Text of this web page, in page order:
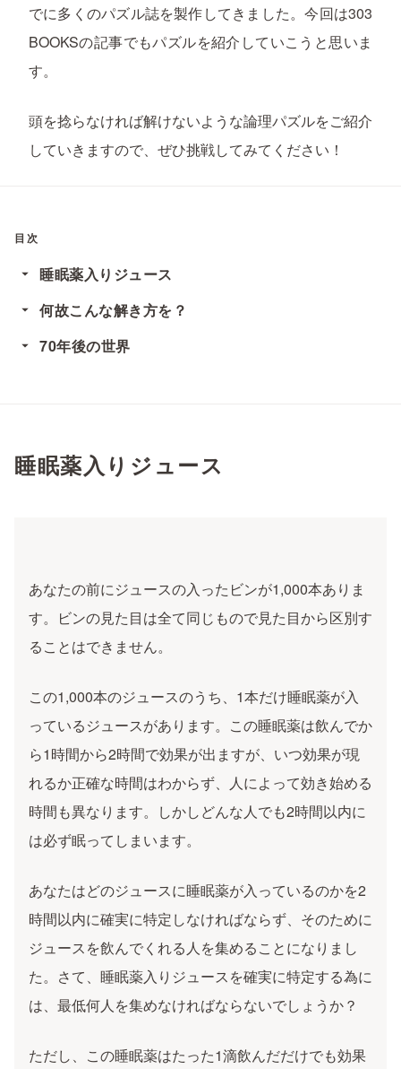
でに多くのパズル誌を製作してきました。今回は303
BOOKSの記事でもパズルを紹介していこうと思いま
す。
頭を捻らなければ解けないような論理パズルをご紹介
していきますので、ぜひ挑戦してみてください！
目次
睡眠薬入りジュース
何故こんな解き方を？
70年後の世界
睡眠薬入りジュース
あなたの前にジュースの入ったビンが1,000本ありま
す。ビンの見た目は全て同じもので見た目から区別す
ることはできません。
この1,000本のジュースのうち、1本だけ睡眠薬が入
っているジュースがあります。この睡眠薬は飲んでか
ら1時間から2時間で効果が出ますが、いつ効果が現
れるか正確な時間はわからず、人によって効き始める
時間も異なります。しかしどんな人でも2時間以内に
は必ず眠ってしまいます。
あなたはどのジュースに睡眠薬が入っているのかを2
時間以内に確実に特定しなければならず、そのために
ジュースを飲んでくれる人を集めることになりまし
た。さて、睡眠薬入りジュースを確実に特定する為に
は、最低何人を集めなければならないでしょうか？
ただし、この睡眠薬はたった1滴飲んだだけでも効果